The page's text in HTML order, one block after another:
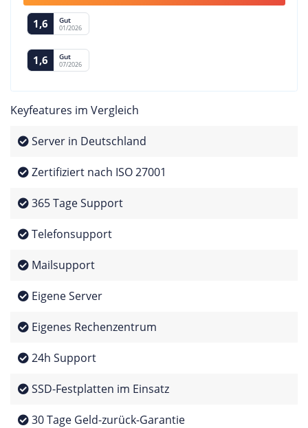
1,6 Gut
01/2026
1,6 Gut
07/2026
Keyfeatures im Vergleich
Server in Deutschland
Zertifiziert nach ISO 27001
365 Tage Support
Telefonsupport
Mailsupport
Eigene Server
Eigenes Rechenzentrum
24h Support
SSD-Festplatten im Einsatz
30 Tage Geld-zurück-Garantie